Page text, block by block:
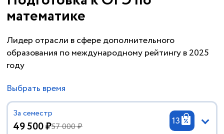
математике
Лидер отрасли в сфере дополнительного
образования по международному рейтингу в 2025
году
Выбрать время
За семестр
49 500 ₽57 000 ₽ 13